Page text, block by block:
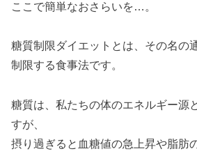
ここで簡単なおさらいを…。
糖質制限ダイエットとは、その名の
制限する食事法です。
糖質は、私たちの体のエネルギー源
すが、
摂り過ぎると血糖値の急上昇や脂肪